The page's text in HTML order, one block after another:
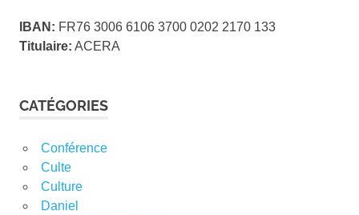
IBAN: FR76 3006 6106 3700 0202 2170 133
Titulaire: ACERA
CATÉGORIES
Conférence
Culte
Culture
Daniel